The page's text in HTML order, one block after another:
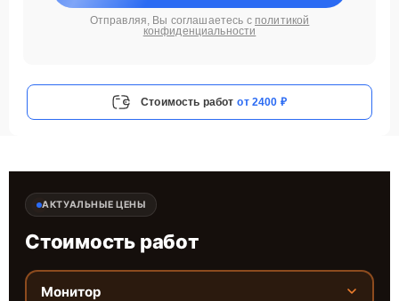
Отправляя, Вы соглашаетесь с политикой
конфиденциальности
Стоимость работ от 2400 ₽
АКТУАЛЬНЫЕ ЦЕНЫ
Стоимость работ
Монитор